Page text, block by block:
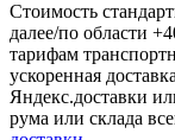
Стоимость
далее/по области
тарифам
ускоренная
Яндекс.доставки
рума или склада